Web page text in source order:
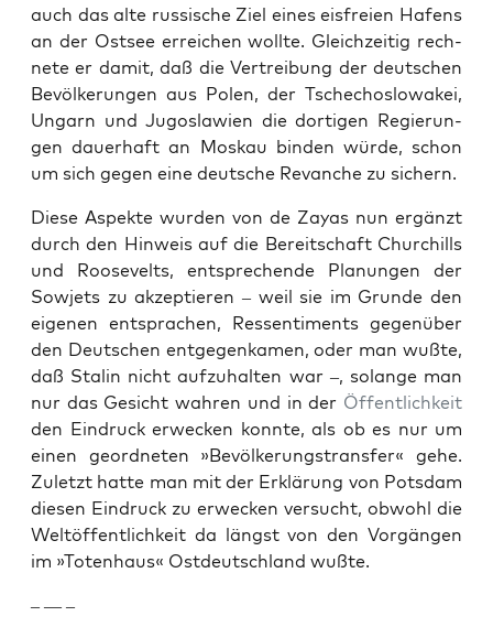
auch das alte rus­sis­che Ziel eines eis­freien Hafens
an der Ost­see erre­ichen wollte. Gle­ichzeit­ig rech­
nete er damit, daß die Vertrei­bung der deutschen
Bevölkerun­gen aus Polen, der Tsche­choslowakei,
Ungarn und Jugoslaw­ien die dor­ti­gen Regierun­
gen dauer­haft an Moskau binden würde, schon
um sich gegen eine deutsche Revanche zu sich­ern.
Diese Aspek­te wur­den von de Zayas nun ergänzt
durch den Hin­weis auf die Bere­itschaft Churchills
und Roo­sevelts, entsprechende Pla­nun­gen der
Sow­jets zu akzep­tieren – weil sie im Grunde den
eige­nen entsprachen, Ressen­ti­ments gegenüber
den Deutschen ent­ge­genka­men, oder man wußte,
daß Stal­in nicht aufzuhal­ten war –, solange man
nur das Gesicht wahren und in der Öffentlichkeit
den Ein­druck erweck­en kon­nte, als ob es nur um
einen geord­neten »Bevölkerungstrans­fer« gehe.
Zulet­zt hat­te man mit der Erk­lärung von Pots­dam
diesen Ein­druck zu erweck­en ver­sucht, obwohl die
Weltöf­fentlichkeit da längst von den Vorgän­gen
im »Toten­haus« Ost­deutsch­land wußte.
– — –